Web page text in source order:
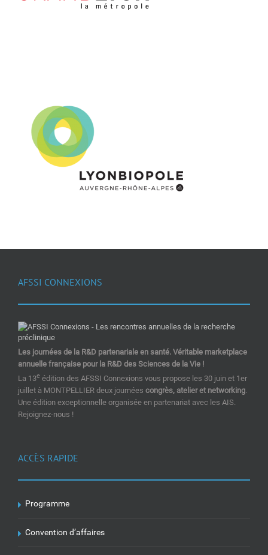
AFSSI CONNEXIONS
Les journées de la R&D partenariale en santé. Véritable marketplace
annuelle française pour la R&D des Sciences de la Vie !
La 13e édition des AFSSI Connexions vous propose les 30 juin et 1er
juillet à MONTPELLIER deux journées congrès, atelier et networking.
Une édition exceptionnelle organisée en partenariat avec les AIS.
Rejoignez-nous !
ACCÈS RAPIDE
Programme
Convention d’affaires